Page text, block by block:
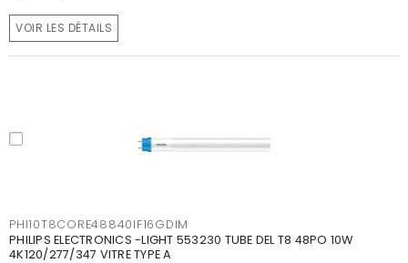
VOIR LES DÉTAILS
PHI10T8CORE48840IF16GDIM
PHILIPS ELECTRONICS -LIGHT 553230 TUBE DEL T8 48PO 10W
4K120/277/347 VITRE TYPE A